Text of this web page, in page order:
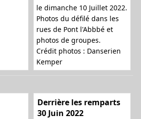
le dimanche 10 Juillet 2022.
Photos du défilé dans les
rues de Pont l'Abbbé et
photos de groupes.
Crédit photos : Danserien
Kemper
Derrière les remparts
30 Juin 2022